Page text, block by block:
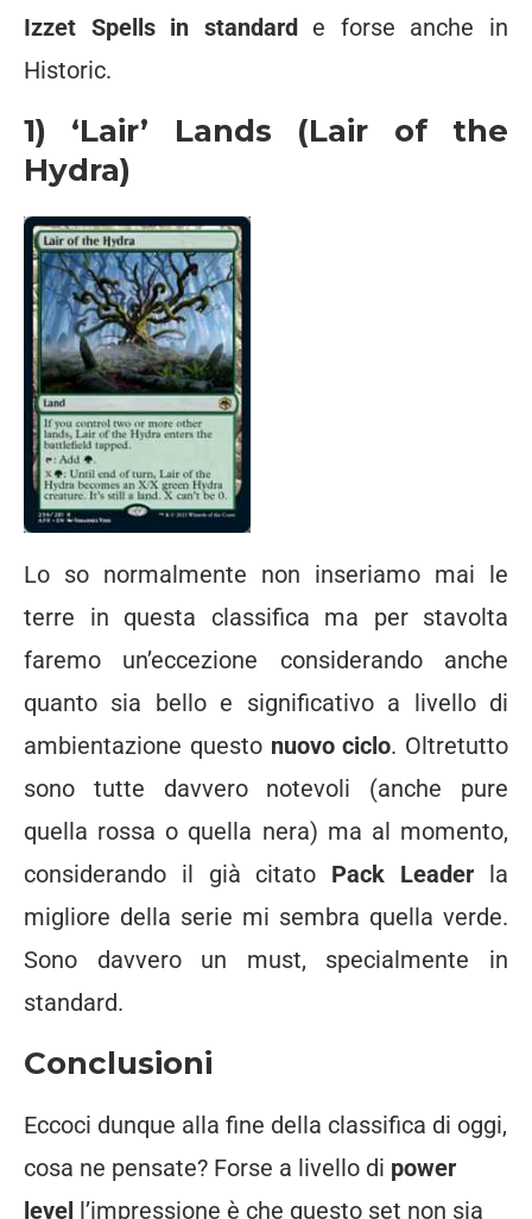
Izzet Spells in standarde forse anche in
Historic.
1) ‘Lair’ Lands (Lair of the
Hydra)
Lo so normalmente non inseriamo mai le
terre in questa classifica ma per stavolta
faremo un’eccezione considerando anche
quanto sia bello e significativo a livello di
ambientazione questonuovo ciclo. Oltretutto
sono tutte davvero notevoli (anche pure
quella rossa o quella nera) ma al momento,
considerando il già citato Pack Leader la
migliore della serie mi sembra quella verde.
Sono davvero un must, specialmente in
standard.
Conclusioni
Eccoci dunque alla fine della classifica di oggi,
cosa ne pensate? Forse a livello di power
level l’impressione è che questo set non sia